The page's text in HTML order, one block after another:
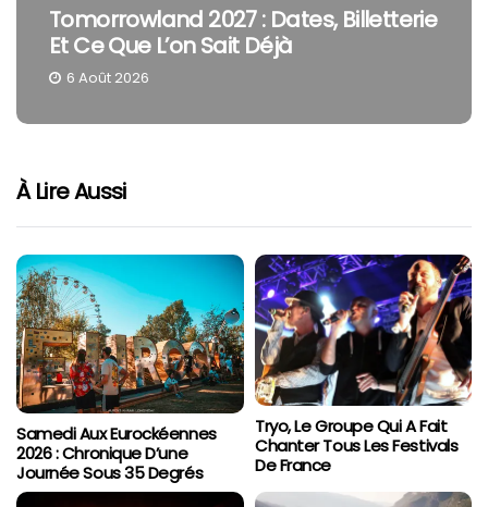
Tomorrowland 2027 : Dates, Billetterie
Et Ce Que L’on Sait Déjà
6 Août 2026
À Lire Aussi
Samedi Aux Eurockéennes
2026 : Chronique D’une
Journée Sous 35 Degrés
Tryo, Le Groupe Qui A Fait
Chanter Tous Les Festivals
De France